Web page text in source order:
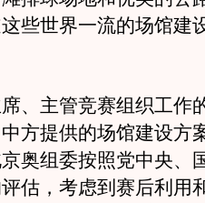
些世界一流的场馆建
主管竞赛组织工作
方提供的场馆建设方
奥组委按照党中央、
估，考虑到赛后利用